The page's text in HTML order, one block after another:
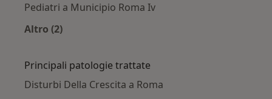
Pediatri a Municipio Roma Iv
Altro (2)
Principali patologie trattate
Disturbi Della Crescita a Roma